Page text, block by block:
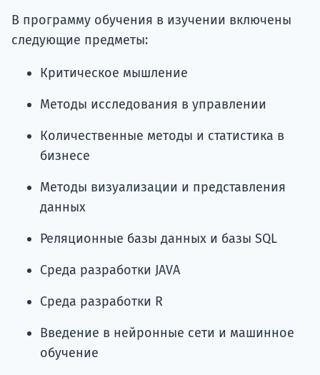
В программу обучения в изучении включены
следующие предметы:
Критическое мышление
Методы исследования в управлении
Количественные методы и статистика в
бизнесе
Методы визуализации и представления
данных
Реляционные базы данных и базы SQL
Среда разработки JAVA
Среда разработки R
Введение в нейронные сети и машинное
обучение